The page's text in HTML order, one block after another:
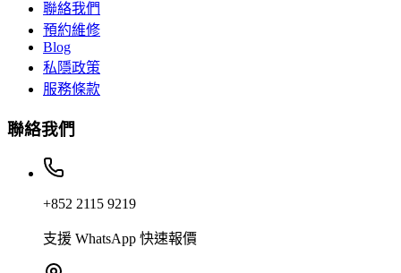
聯絡我們
預約維修
Blog
私隱政策
服務條款
聯絡我們
+852 2115 9219
支援 WhatsApp 快速報價